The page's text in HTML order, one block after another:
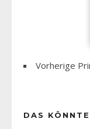
Vorherige
DAS